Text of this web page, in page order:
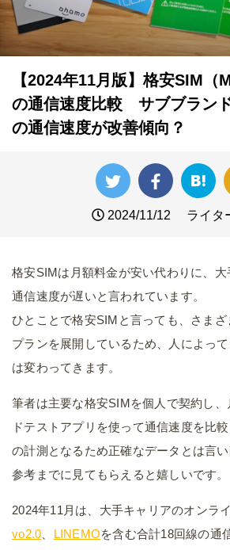
【2024年11月版】格安SIM（
の通信速度比較 サブブラン
の通信速度が改善傾向？
2024/11/12 ライタ
格安SIMは月額料金が安い代わりに、
通信速度が遅いと言われています。
ひとことで格安SIMと言っても、さま
プランを展開しているため、人によっ
は変わってきます。
筆者は主要な格安SIMを個人で契約し
ドテストアプリを使って通信速度を比
の計測となるため正確なデータとは言
参考までに見てもらえると嬉しいです。
2024年11月は、大手キャリアのオンラ
vo2.0
LINEMOを含む合計18回線の通